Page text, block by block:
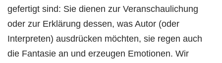
gefertigt sind: Sie dienen zur Veranschaulichung
oder zur Erklärung dessen, was Autor (oder
Interpreten) ausdrücken möchten, sie regen auch
die Fantasie an und erzeugen Emotionen. Wir